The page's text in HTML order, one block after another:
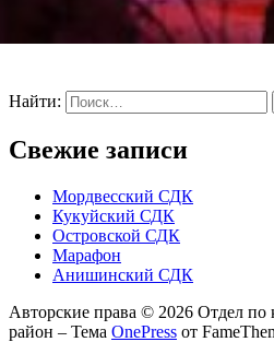
Найти:
Свежие записи
Мордвесский СДК
Кукуйский СДК
Островской СДК
Марафон
Анишинский СДК
Авторские права © 2026 Отдел
район – Тема OnePress от